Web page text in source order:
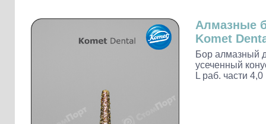
Наконечники и переходники KaVo
Алмазные
Komet
Бор алмазный
усеченный
L раб. части